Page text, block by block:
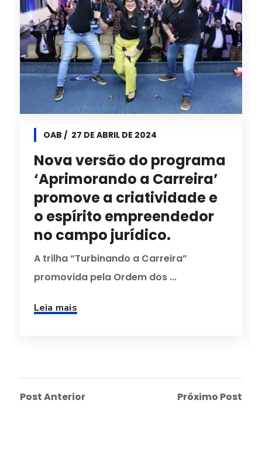
OAB 27 DE ABRIL DE 2024
Nova versão do programa
‘Aprimorando a Carreira’
promove a criatividade e
o espírito empreendedor
no campo jurídico.
A trilha “Turbinando a Carreira”
promovida pela Ordem dos ...
Leia mais
Post Anterior Próximo Post